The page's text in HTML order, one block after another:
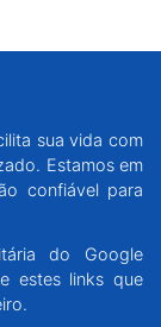
sua vida com
Estamos em
confiável para
do Google
estes links que